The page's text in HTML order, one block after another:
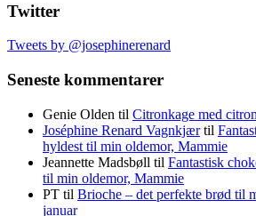
Twitter
Tweets by @josephinerenard
Seneste kommentarer
Genie Olden til Citronkage med
Joséphine Renard Vagnkjærtil
hyldest til min oldemor, Mammie
Jeannette Madsbøll til Fantastisk
til min oldemor, Mammie
PT til Brioche – det perfekte brød til
januar